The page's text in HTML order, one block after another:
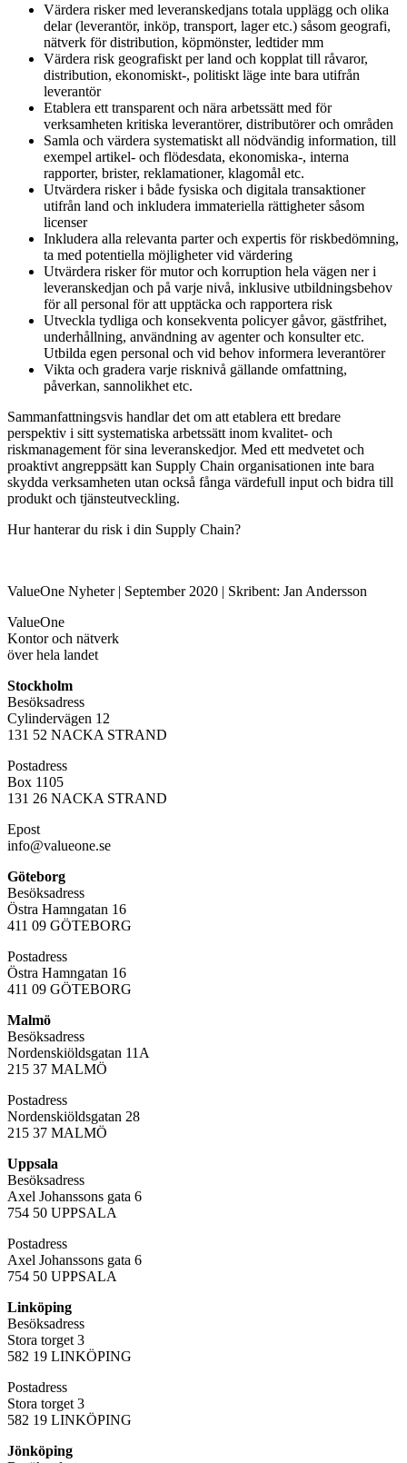
Värdera risker med leveranskedjans totala upplägg och olika
delar (leverantör, inköp, transport, lager etc.) såsom geografi,
nätverk för distribution, köpmönster, ledtider mm
Värdera risk geografiskt per land och kopplat till råvaror,
distribution, ekonomiskt-, politiskt läge inte bara utifrån
leverantör
Etablera ett transparent och nära arbetssätt med för
verksamheten kritiska leverantörer, distributörer och områden
Samla och värdera systematiskt all nödvändig information, till
exempel artikel- och flödesdata, ekonomiska-, interna
rapporter, brister, reklamationer, klagomål etc.
Utvärdera risker i både fysiska och digitala transaktioner
utifrån land och inkludera immateriella rättigheter såsom
licenser
Inkludera alla relevanta parter och expertis för riskbedömning,
ta med potentiella möjligheter vid värdering
Utvärdera risker för mutor och korruption hela vägen ner i
leveranskedjan och på varje nivå, inklusive utbildningsbehov
för all personal för att upptäcka och rapportera risk
Utveckla tydliga och konsekventa policyer gåvor, gästfrihet,
underhållning, användning av agenter och konsulter etc.
Utbilda egen personal och vid behov informera leverantörer
Vikta och gradera varje risknivå gällande omfattning,
påverkan, sannolikhet etc.
Sammanfattningsvis handlar det om att etablera ett bredare
perspektiv i sitt systematiska arbetssätt inom kvalitet- och
riskmanagement för sina leveranskedjor. Med ett medvetet och
proaktivt angreppsätt kan Supply Chain organisationen inte bara
skydda verksamheten utan också fånga värdefull input och bidra till
produkt och tjänsteutveckling.
Hur hanterar du risk i din Supply Chain?
ValueOne Nyheter | September 2020 | Skribent: Jan Andersson
ValueOne
Kontor och nätverk
över hela landet
Stockholm
Besöksadress
Cylindervägen 12
131 52 NACKA STRAND
Postadress
Box 1105
131 26 NACKA STRAND
Epost
info@valueone.se
Göteborg
Besöksadress
Östra Hamngatan 16
411 09 GÖTEBORG
Postadress
Östra Hamngatan 16
411 09 GÖTEBORG
Malmö
Besöksadress
Nordenskiöldsgatan 11A
215 37 MALMÖ
Postadress
Nordenskiöldsgatan 28
215 37 MALMÖ
Uppsala
Besöksadress
Axel Johanssons gata 6
754 50 UPPSALA
Postadress
Axel Johanssons gata 6
754 50 UPPSALA
Linköping
Besöksadress
Stora torget 3
582 19 LINKÖPING
Postadress
Stora torget 3
582 19 LINKÖPING
Jönköping